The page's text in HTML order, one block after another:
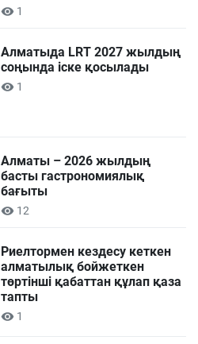
1
Алматыда LRT 2027 жылдың
соңында іске қосылады
1
Алматы – 2026 жылдың
басты гастрономиялық
бағыты
12
Риелтормен кездесу кеткен
алматылық бойжеткен
төртінші қабаттан құлап қаза
тапты
1